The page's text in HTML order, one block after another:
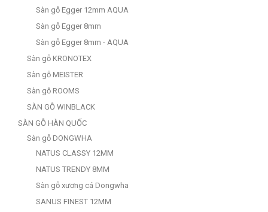
Sàn gỗ Egger 12mm AQUA
Sàn gỗ Egger 8mm
Sàn gỗ Egger 8mm - AQUA
Sàn gỗ KRONOTEX
Sàn gỗ MEISTER
Sàn gỗ ROOMS
SÀN GỖ WINBLACK
SÀN GỖ HÀN QUỐC
Sàn gỗ DONGWHA
NATUS CLASSY 12MM
NATUS TRENDY 8MM
Sàn gỗ xương cá Dongwha
SANUS FINEST 12MM